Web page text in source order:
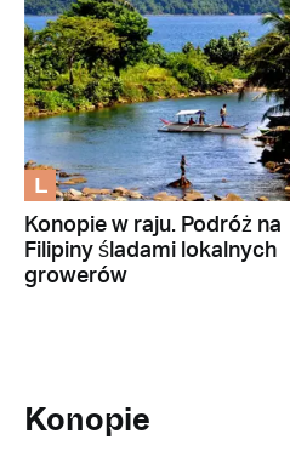
L
Konopie w raju. Podróż na
Filipiny śladami lokalnych
growerów
Konopie